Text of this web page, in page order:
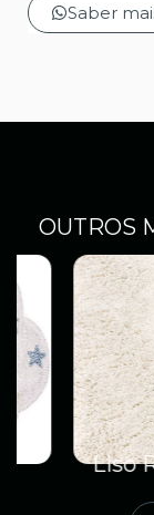
Saber
OUTROS
Liso